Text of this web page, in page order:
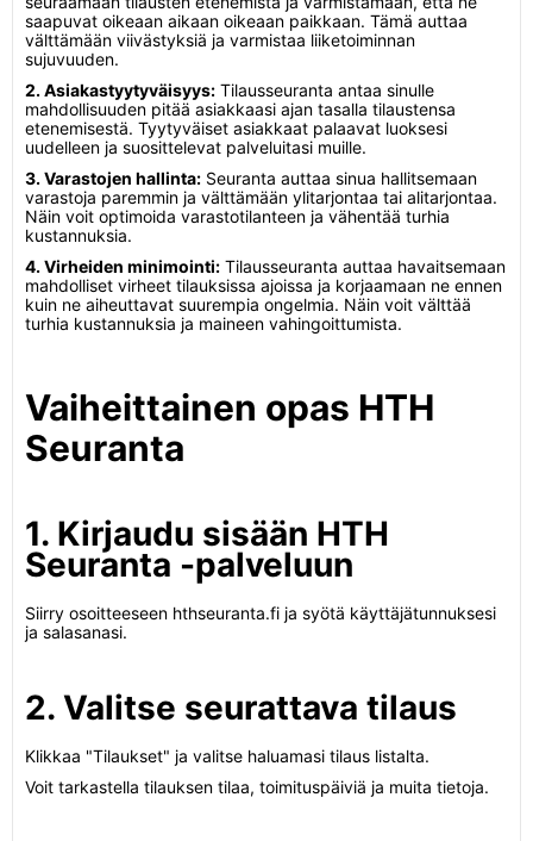
saapuvat oikeaan aikaan oikeaan paikkaan. Tämä auttaa
välttämään viivästyksiä ja varmistaa liiketoiminnan
sujuvuuden.
2. Asiakastyytyväisyys: Tilausseuranta antaa sinulle
mahdollisuuden pitää asiakkaasi ajan tasalla tilaustensa
etenemisestä. Tyytyväiset asiakkaat palaavat luoksesi
uudelleen ja suosittelevat palveluitasi muille.
3. Varastojen hallinta: Seuranta auttaa sinua hallitsemaan
varastoja paremmin ja välttämään ylitarjontaa tai alitarjontaa.
Näin voit optimoida varastotilanteen ja vähentää turhia
kustannuksia.
4. Virheiden minimointi: Tilausseuranta auttaa havaitsemaan
mahdolliset virheet tilauksissa ajoissa ja korjaamaan ne ennen
kuin ne aiheuttavat suurempia ongelmia. Näin voit välttää
turhia kustannuksia ja maineen vahingoittumista.
Vaiheittainen opas HTH
Seuranta
1. Kirjaudu sisään HTH
Seuranta -palveluun
Siirry osoitteeseen hthseuranta.fi ja syötä käyttäjätunnuksesi
ja salasanasi.
2. Valitse seurattava tilaus
Klikkaa "Tilaukset" ja valitse haluamasi tilaus listalta.
Voit tarkastella tilauksen tilaa, toimituspäiviä ja muita tietoja.